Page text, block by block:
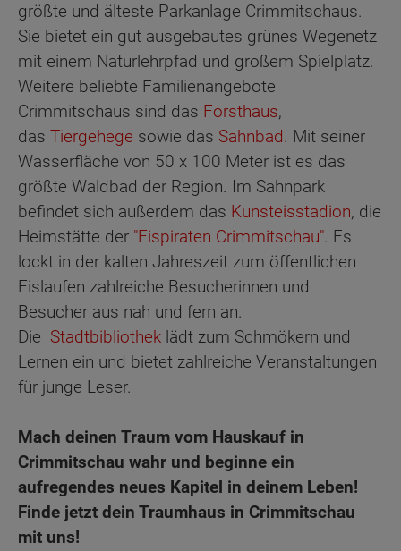
größte und älteste Parkanlage Crimmitschaus.
Sie bietet ein gut ausgebautes grünes Wegenetz
mit einem Naturlehrpfad und großem Spielplatz.
Weitere beliebte Familienangebote
Crimmitschaus sind das Forsthaus,
das Tiergehege sowie das Sahnbad. Mit seiner
Wasserfläche von 50 x 100 Meter ist es das
größte Waldbad der Region. Im Sahnpark
befindet sich außerdem das Kunsteisstadion, die
Heimstätte der "Eispiraten Crimmitschau". Es
lockt in der kalten Jahreszeit zum öffentlichen
Eislaufen zahlreiche Besucherinnen und
Besucher aus nah und fern an.
Die Stadtbibliothek lädt zum Schmökern und
Lernen ein und bietet zahlreiche Veranstaltungen
für junge Leser.
Mach deinen Traum vom Hauskauf in
Crimmitschau wahr und beginne ein
aufregendes neues Kapitel in deinem Leben!
Finde jetzt dein Traumhaus in Crimmitschau
mit uns!